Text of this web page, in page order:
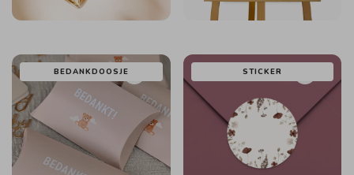
BEDANKDOOSJE STICKER